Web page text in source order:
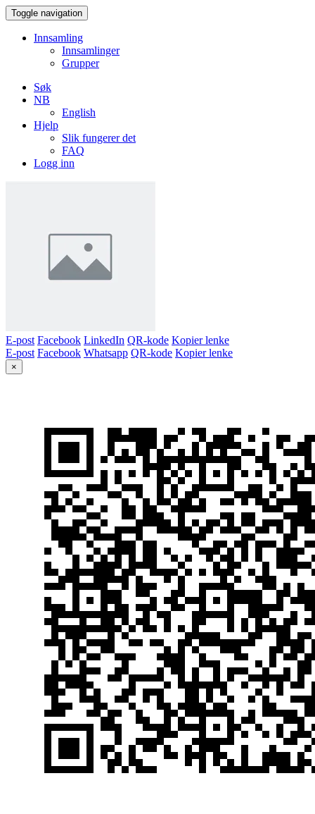
Toggle navigation
Innsamling
Innsamlinger
Grupper
Søk
NB
English
Hjelp
Slik fungerer det
FAQ
Logg inn
E-post Facebook LinkedIn QR-kode Kopier lenke
E-post Facebook Whatsapp QR-kode Kopier lenke
×